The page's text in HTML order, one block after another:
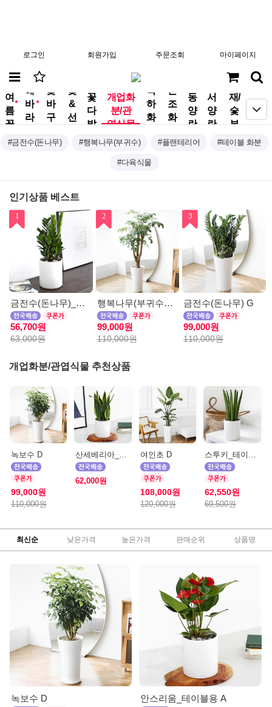
로그인 회원가입 주문조회 마이페이지
new
여
름
꽃
new
해
바
라
꽃
바
구
꽃
&
선
꽃
다
발
개업화
분/관
엽식물
축
하
화
근
조
화
동
양
란
서
양
란
분
재/
숯
부
작
#금전수(돈나무) #행복나무(부귀수) #플랜테리어 #테이블 화분
#다육식물
인기상품 베스트
1
금전수(돈나무)_테이블용 F
56,700원
63,000원
2
행복나무(부귀수) D
99,000원
110,000원
3
금전수(돈나무) G
99,000원
110,000원
개업화분/관엽식물 추천상품
녹보수 D
99,000원
110,000원
산세베리아_테이블용 H
62,000원
여인초 D
108,000원
120,000원
스투키_테이블용 D
62,550원
69,500원
최신순 낮은가격 높은가격 판매순위 상품명
녹보수 D 안스리움_테이블용 A